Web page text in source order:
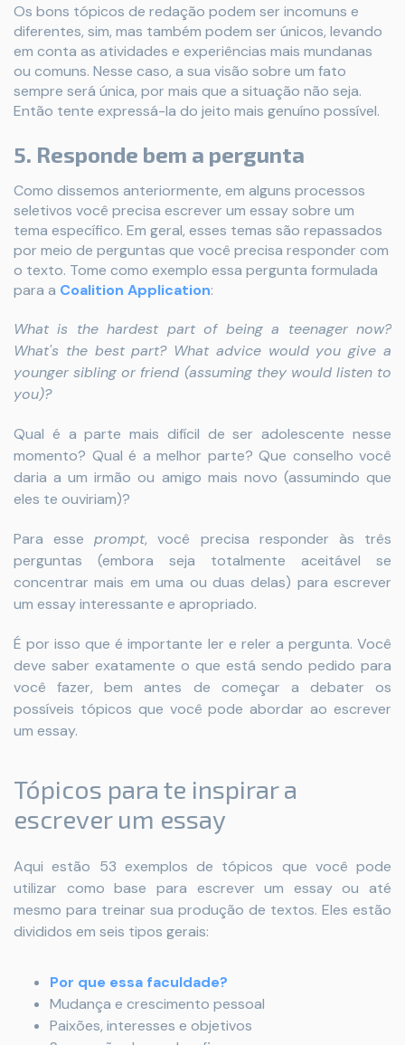
Os bons tópicos de redação podem ser incomuns e
diferentes, sim, mas também podem ser únicos, levando
em conta as atividades e experiências mais mundanas
ou comuns. Nesse caso, a sua visão sobre um fato
sempre será única, por mais que a situação não seja.
Então tente expressá-la do jeito mais genuíno possível.
5. Responde bem a pergunta
Como dissemos anteriormente, em alguns processos
seletivos você precisa escrever um essay sobre um
tema específico. Em geral, esses temas são repassados
por meio de perguntas que você precisa responder com
o texto. Tome como exemplo essa pergunta formulada
para a Coalition Application:
What is the hardest part of being a teenager now?
What's the best part? What advice would you give a
younger sibling or friend (assuming they would listen to
you)?
Qual é a parte mais difícil de ser adolescente nesse
momento? Qual é a melhor parte? Que conselho você
daria a um irmão ou amigo mais novo (assumindo que
eles te ouviriam)?
Para esseprompt, você precisa responder às três
perguntas (embora seja totalmente aceitável se
concentrar mais em uma ou duas delas) para escrever
um essay interessante e apropriado.
É por isso que é importante ler e reler a pergunta. Você
deve saber exatamente o que está sendo pedido para
você fazer, bem antes de começar a debater os
possíveis tópicos que você pode abordar ao escrever
um essay.
Tópicos para te inspirar a
escrever um essay
Aqui estão 53 exemplos de tópicos que você pode
utilizar como base para escrever um essay ou até
mesmo para treinar sua produção de textos. Eles estão
divididos em seis tipos gerais:
Por que essa faculdade?
Mudança e crescimento pessoal
Paixões, interesses e objetivos